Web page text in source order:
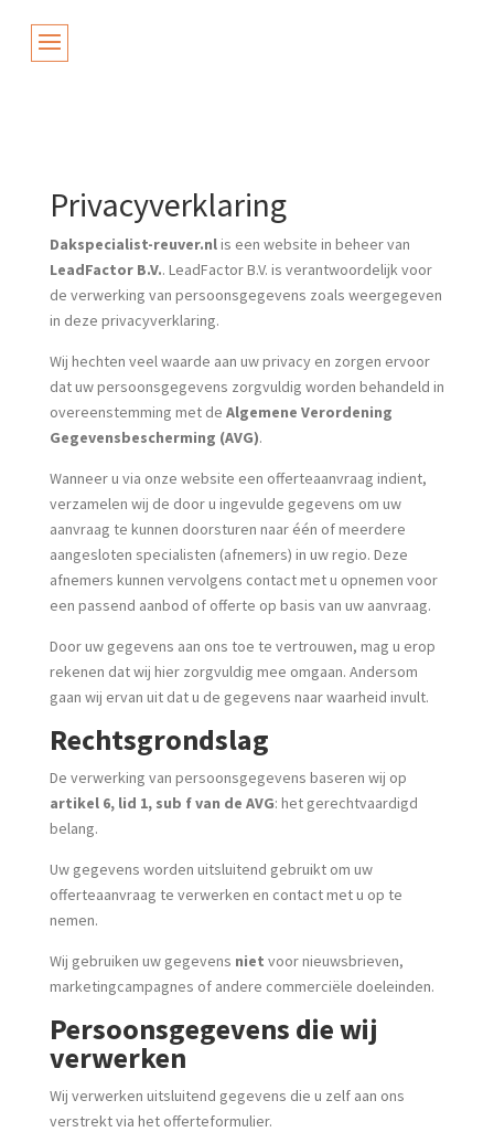
Privacyverklaring
Dakspecialist-reuver.nlis een website in beheer van
LeadFactor B.V.. LeadFactor B.V. is verantwoordelijk voor
de verwerking van persoonsgegevens zoals weergegeven
in deze privacyverklaring.
Wij hechten veel waarde aan uw privacy en zorgen ervoor
dat uw persoonsgegevens zorgvuldig worden behandeld in
overeenstemming met de Algemene Verordening
Gegevensbescherming (AVG).
Wanneer u via onze website een offerteaanvraag indient,
verzamelen wij de door u ingevulde gegevens om uw
aanvraag te kunnen doorsturen naar één of meerdere
aangesloten specialisten (afnemers) in uw regio. Deze
afnemers kunnen vervolgens contact met u opnemen voor
een passend aanbod of offerte op basis van uw aanvraag.
Door uw gegevens aan ons toe te vertrouwen, mag u erop
rekenen dat wij hier zorgvuldig mee omgaan. Andersom
gaan wij ervan uit dat u de gegevens naar waarheid invult.
Rechtsgrondslag
De verwerking van persoonsgegevens baseren wij op
artikel 6, lid 1, sub f van de AVG: het gerechtvaardigd
belang.
Uw gegevens worden uitsluitend gebruikt om uw
offerteaanvraag te verwerken en contact met u op te
nemen.
Wij gebruiken uw gegevens niet voor nieuwsbrieven,
marketingcampagnes of andere commerciële doeleinden.
Persoonsgegevens die wij
verwerken
Wij verwerken uitsluitend gegevens die u zelf aan ons
verstrekt via het offerteformulier.